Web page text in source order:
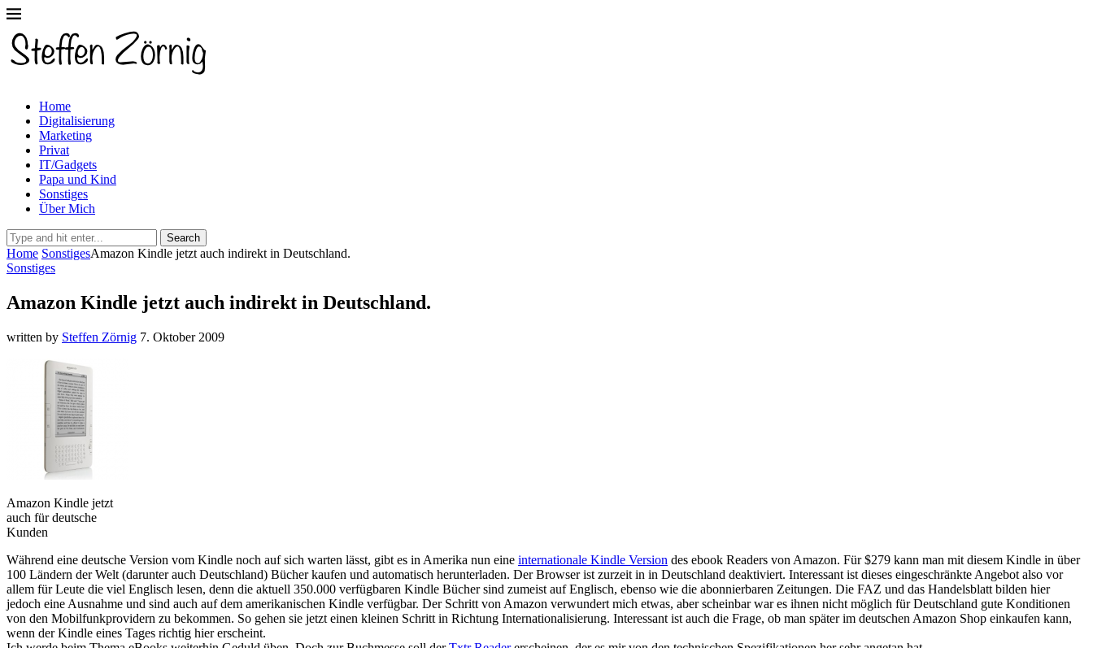
Home
Digitalisierung
Marketing
Privat
IT/Gadgets
Papa und Kind
Sonstiges
Über Mich
Search
Home SonstigesAmazon Kindle jetzt auch indirekt in Deutschland.
Sonstiges
Amazon Kindle jetzt auch indirekt in Deutschland.
written by Steffen Zörnig 7. Oktober 2009
Amazon Kindle jetzt
auch für deutsche
Kunden
Während eine deutsche Version vom Kindle noch auf sich warten lässt, gibt es in Amerika nun eine internationale Kindle Version des ebook Readers von Amazon. Für $279 kann man mit diesem Kindle in über
100 Ländern der Welt (darunter auch Deutschland) Bücher kaufen und automatisch herunterladen. Der Browser ist zurzeit in in Deutschland deaktiviert. Interessant ist dieses eingeschränkte Angebot also vor
allem für Leute die viel Englisch lesen, denn die aktuell 350.000 verfügbaren Kindle Bücher sind zumeist auf Englisch, ebenso wie die abonnierbaren Zeitungen. Die FAZ und das Handelsblatt bilden hier
jedoch eine Ausnahme und sind auch auf dem amerikanischen Kindle verfügbar. Der Schritt von Amazon verwundert mich etwas, aber scheinbar war es ihnen nicht möglich für Deutschland gute Konditionen
von den Mobilfunkprovidern zu bekommen. So gehen sie jetzt einen kleinen Schritt in Richtung Internationalisierung. Interessant ist auch die Frage, ob man später im deutschen Amazon Shop einkaufen kann,
wenn der Kindle eines Tages richtig hier erscheint.